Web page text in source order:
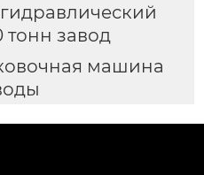
тонн завод
машина